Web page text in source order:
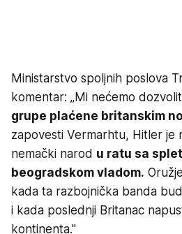
Ministarstvo spoljnih poslova
komentar: „Mi nećemo
grupe plaćene britanskim
zapovesti Vermarhtu, Hitler je
nemački narod u ratu sa
beogradskom vladom.
kada ta razbojnička banda
i kada poslednji Britanac
kontinenta."